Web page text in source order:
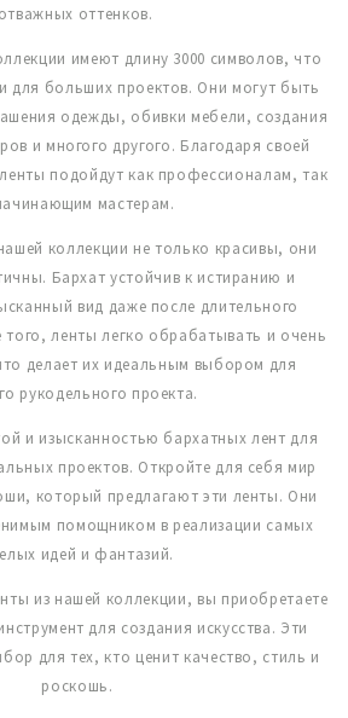
отважных оттенков.
имеют длину 3000 символов, что
для больших проектов. Они могут быть
одежды, обивки мебели, создания
и многого другого. Благодаря своей
подойдут как профессионалам, так
мастерам.
коллекции не только красивы, они
Бархат устойчив к истиранию и
вид даже после длительного
ленты легко обрабатывать и очень
делает их идеальным выбором для
рукодельного проекта.
и изысканностью бархатных лент для
проектов. Откройте для себя мир
который предлагают эти ленты. Они
помощником в реализации самых
идей и фантазий.
из нашей коллекции, вы приобретаете
для создания искусства. Эти
для тех, кто ценит качество, стиль и
роскошь.